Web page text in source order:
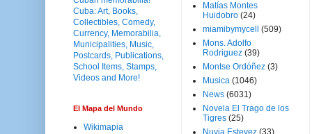
El Mapa del Mundo
Wikimapia
Matías Montes
Huidobro (24)
miamibymycell
(509)
Mons. Adolfo
Rodriguez (39)
Montse Ordóñez (3)
Musica (1046)
News (6031)
Novela El Trago de los
Tigres (25)
Nuvia Estevez (33)